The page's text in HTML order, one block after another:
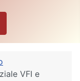
VFI e